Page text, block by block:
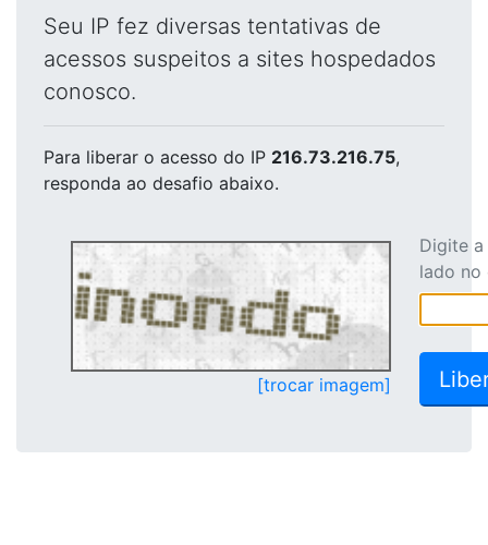
Seu IP fez diversas tentativas de
acessos suspeitos a sites hospedados
conosco.
Para liberar o acesso do IP 216.73.216.75,
responda ao desafio abaixo.
[trocar imagem]
Digite
lado no